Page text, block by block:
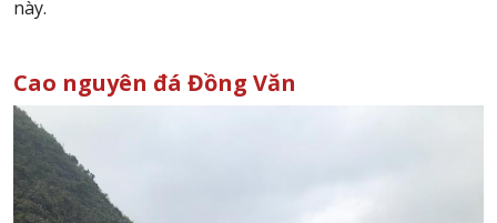
này.
Cao nguyên đá Đồng Văn